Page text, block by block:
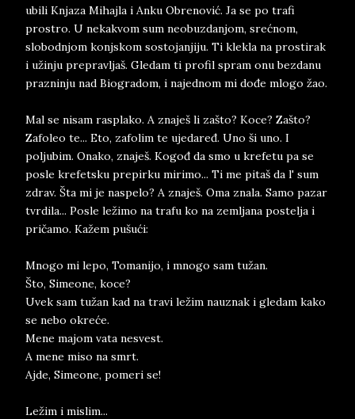
ubili Knjaza Mihajla i Anku Obrenović. Ja se po trafi
prostro. U nekakvom sum neobuzdanjom, srećnom,
slobodnjom konjskom sostojanjiju. Ti klekla na prostirak
i užinju prepravljaš. Gledam ti profil spram onu bezdanu
prazninju nad Biogradom, i najednom mi dođe mlogo žao.
Mal se nisam rasplako. A znaješ li zašto? Koce? Zašto?
Zafoleo te... Eto, zafolim te ujedaređ. Uno ši uno. I
poljubim. Onako, znaješ. Kogođ da smo u krefetu pa se
posle krefetsku prepirku mirimo... Ti me pitaš da l' sum
zdrav. Šta mi je naspelo? A znaješ. Oma znala. Samo pazar
tvrdila... Posle ležimo na trafu ko na zemljana postelja i
pričamo. Kažem pušući:
Mnogo mi lepo, Tomanijo, i mnogo sam tužan.
Što, Simeone, koce?
Uvek sam tužan kad na travi ležim nauznak i gledam kako
se nebo okreće.
Mene majom vata nesvest.
A mene miso na smrt.
Ajde, Simeone, pomeri se!
Ležim i mislim...